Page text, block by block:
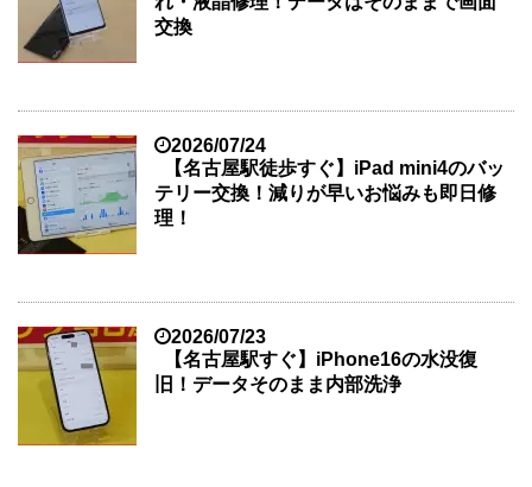
交換
2026/07/24
【名古屋駅徒歩すぐ】iPad mini4のバッ
テリー交換！減りが早いお悩みも即日修
理！
2026/07/23
【名古屋駅すぐ】iPhone16の水没復
旧！データそのまま内部洗浄